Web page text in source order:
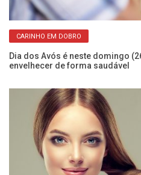
CARINHO EM DOBRO
Dia dos Avós é neste domingo
envelhecer de forma saudável